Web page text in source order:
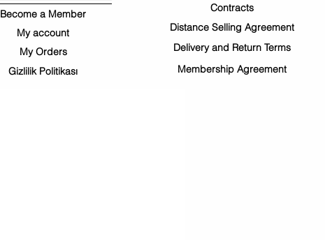
Become a Member
My account
My Orders
Gizlilik Politikası
Contracts
Distance Selling Agreement
Delivery and Return Terms
Membership Agreement